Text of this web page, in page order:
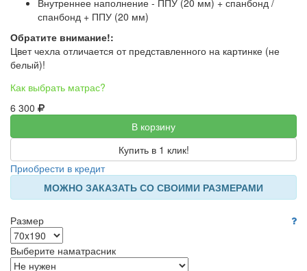
Внутреннее наполнение - ППУ (20 мм) + спанбонд /
спанбонд + ППУ (20 мм)
Обратите внимание!:
Цвет чехла отличается от представленного на картинке (не
белый)!
Как выбрать матрас?
6 300
В корзину
Купить в 1 клик!
Приобрести в кредит
МОЖНО ЗАКАЗАТЬ СО СВОИМИ РАЗМЕРАМИ
Размер
Выберите наматрасник